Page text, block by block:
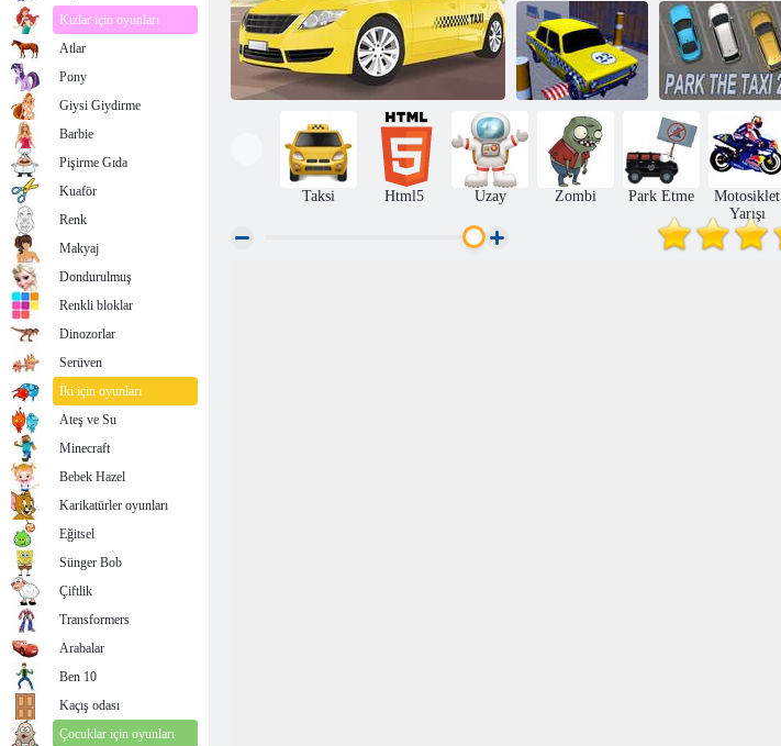
Ateş! Şerit
Değiştirme
Limuzin Taksi
Sürüş
Simülatörü:
Limuzin Araba
Oyunları
Şehir Taksi
sürüşü
Taksi 2'yi Park
Taksi Html5 Uzay Zombi Park Etme
Motosiklet
Yarışı
Kızlar için oyunları
Atlar
Pony
Giysi Giydirme
Barbie
Pişirme Gıda
Kuaför
Renk
Makyaj
Dondurulmuş
Renkli bloklar
Dinozorlar
Serüven
İki için oyunları
Ateş ve Su
Minecraft
Bebek Hazel
Karikatürler oyunları
Eğitsel
Sünger Bob
Çiftlik
Transformers
Arabalar
Ben 10
Kaçış odası
Çocuklar için oyunları